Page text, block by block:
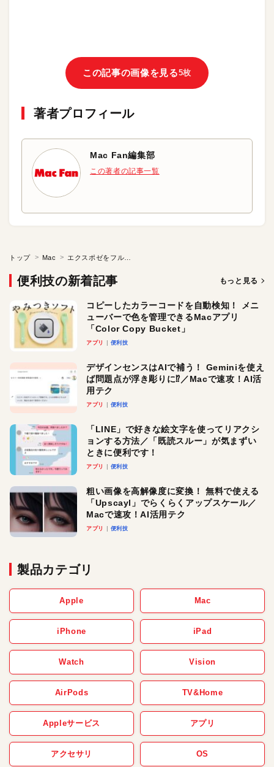
この記事の画像を見る5枚
著者プロフィール
Mac Fan編集部
この著者の記事一覧
トップ Mac
便利技の新着記事 もっと見る
コピーしたカラーコードを自動検知！ メニ
ューバーで色を管理できるMacアプリ
「Color Copy Bucket」
アプリ 便利技
デザインセンスはAIで補う！ Geminiを使え
ば問題点が浮き彫りに⁉︎／Macで速攻！AI活
用テク
アプリ 便利技
「LINE」で好きな絵文字を使ってリアクシ
ョンする方法／「既読スルー」が気まずい
ときに便利です！
アプリ 便利技
粗い画像を高解像度に変換！ 無料で使える
「Upscayl」でらくらくアップスケール／
Macで速攻！AI活用テク
アプリ 便利技
製品カテゴリ
Apple Mac
iPhone iPad
Watch Vision
AirPods TV&Home
Appleサービス アプリ
アクセサリ OS